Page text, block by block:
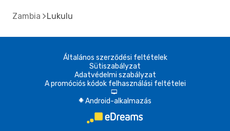
Zambia Lukulu
Általános szerződési feltételek
Sütiszabályzat
Adatvédelmi szabályzat
A promóciós kódok felhasználási feltételei
d
A Android-alkalmazás